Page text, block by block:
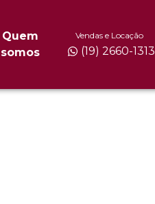
Quem
somos
Vendas e Locação
(19) 2660-1313